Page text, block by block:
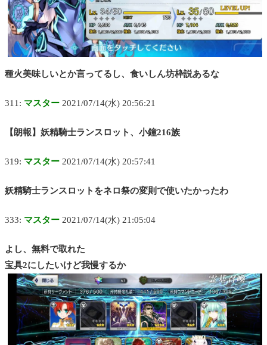
種火美味しいとか言ってるし、食いしん坊枠説あるな
311: マスター 2021/07/14(水) 20:56:21
【朗報】妖精騎士ランスロット、小鐘216族
319: マスター 2021/07/14(水) 20:57:41
妖精騎士ランスロットをネロ祭の変則で使いたかったわ
333: マスター 2021/07/14(水) 21:05:04
よし、無料で取れた
宝具2にしたいけど我慢するか